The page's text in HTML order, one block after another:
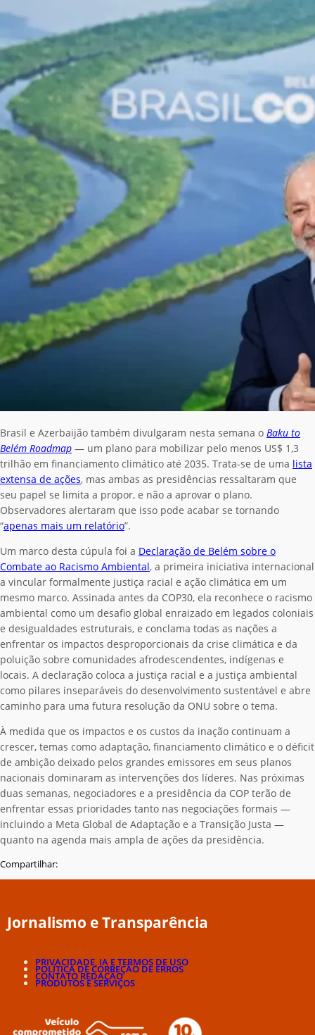
Brasil e Azerbaijão também divulgaram nesta semana o Baku to
Belém Roadmap — um plano para mobilizar pelo menos US$ 1,3
trilhão em financiamento climático até 2035. Trata-se de uma lista
extensa de ações, mas ambas as presidências ressaltaram que
seu papel se limita a propor, e não a aprovar o plano.
Observadores alertaram que isso pode acabar se tornando
“apenas mais um relatório”.
Um marco desta cúpula foi a Declaração de Belém sobre o
Combate ao Racismo Ambiental, a primeira iniciativa internacional
a vincular formalmente justiça racial e ação climática em um
mesmo marco. Assinada antes da COP30, ela reconhece o racismo
ambiental como um desafio global enraizado em legados coloniais
e desigualdades estruturais, e conclama todas as nações a
enfrentar os impactos desproporcionais da crise climática e da
poluição sobre comunidades afrodescendentes, indígenas e
locais. A declaração coloca a justiça racial e a justiça ambiental
como pilares inseparáveis do desenvolvimento sustentável e abre
caminho para uma futura resolução da ONU sobre o tema.
À medida que os impactos e os custos da inação continuam a
crescer, temas como adaptação, financiamento climático e o déficit
de ambição deixado pelos grandes emissores em seus planos
nacionais dominaram as intervenções dos líderes. Nas próximas
duas semanas, negociadores e a presidência da COP terão de
enfrentar essas prioridades tanto nas negociações formais —
incluindo a Meta Global de Adaptação e a Transição Justa —
quanto na agenda mais ampla de ações da presidência.
Compartilhar:
Jornalismo e Transparência
PRIVACIDADE, IA E TERMOS DE USO
POLÍTICA DE CORREÇÃO DE ERROS
CONTATO REDAÇÃO
PRODUTOS E SERVIÇOS